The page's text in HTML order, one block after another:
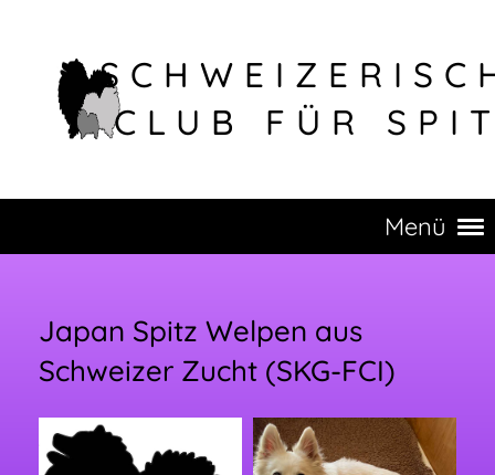
CLUB FÜR
Menü
Japan Spitz Welpen aus
Schweizer Zucht (SKG-FCI)